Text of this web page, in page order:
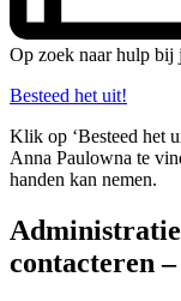
Op zoek naar hulp bij
Besteed het uit!
Klik op ‘Besteed het
Anna Paulowna te
handen kan nemen.
contacteren